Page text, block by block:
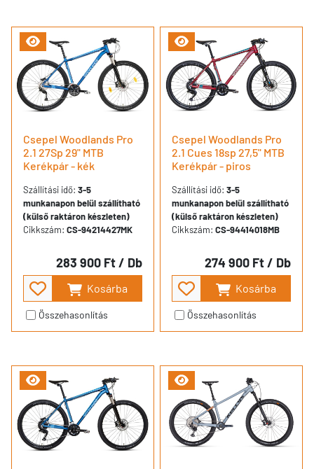
Csepel Woodlands Pro
2.1 27Sp 29" MTB
Kerékpár - kék
Szállítási idő: 3-5
munkanapon belül szállítható
(külső raktáron készleten)
Cikkszám: CS-94214427MK
283 900 Ft/ Db
Kosárba
Összehasonlítás
Csepel Woodlands Pro
2.1 Cues 18sp 27,5" MTB
Kerékpár - piros
Szállítási idő: 3-5
munkanapon belül szállítható
(külső raktáron készleten)
Cikkszám: CS-94414018MB
274 900 Ft/ Db
Kosárba
Összehasonlítás